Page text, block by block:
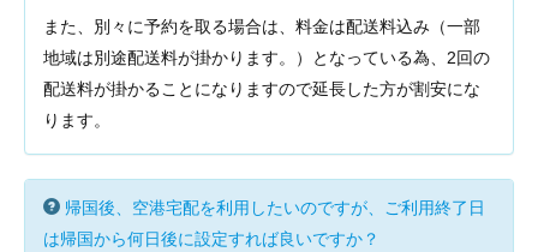
また、別々に予約を取る場合は、料金は配送料込み（一部
地域は別途配送料が掛かります。）となっている為、2回の
配送料が掛かることになりますので延長した方が割安にな
ります。
帰国後、空港宅配を利用したいのですが、ご利用終了日
は帰国から何日後に設定すれば良いですか？